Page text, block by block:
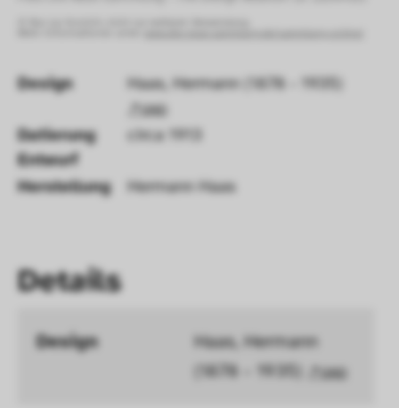
Design Haas, Hermann (1878 - 1935)
GND
Datierung
Entwurf
circa 1913
Herstellung Hermann Haas
Details
Design
Haas, Hermann
(1878 - 1935)
GND